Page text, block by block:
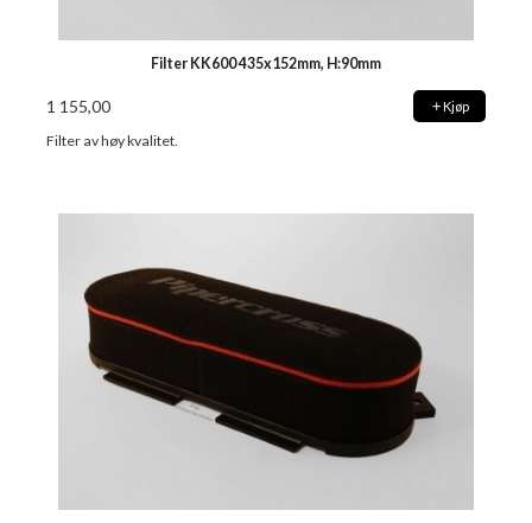
Filter KK600 435x152mm, H:90mm
1 155,00 Kjøp
Filter av høy kvalitet.